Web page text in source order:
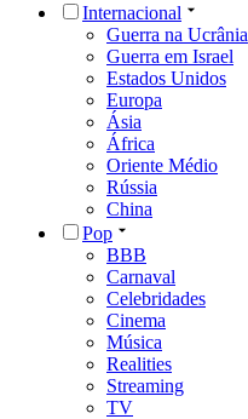
Internacional
Guerra na Ucrânia
Guerra em Israel
Estados Unidos
Europa
Ásia
África
Oriente Médio
Rússia
China
Pop
BBB
Carnaval
Celebridades
Cinema
Música
Realities
Streaming
TV